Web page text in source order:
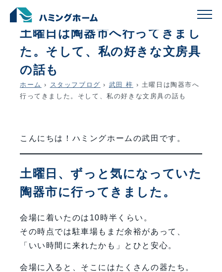
schedule
土曜日は陶器市へ行ってきまし
た。そして、私の好きな文房具
の話も
ホーム › スタッフブログ › 武田 梓 › 土曜日は陶器市へ
行ってきました。そして、私の好きな文房具の話も
こんにちは！ハミングホームの武田です。
土曜日、ずっと気になっていた
陶器市に行ってきました。
会場に着いたのは10時半くらい。
その時点では駐車場もまだ余裕があって、
「いい時間に来れたかも」とひと安心。
会場に入ると、そこにはたくさんの器たち。